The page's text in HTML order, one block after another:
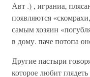
Авт .) , играниа,
появляются
самым хозяин
в дому. паче потопа
Другие пастыри
которое любит